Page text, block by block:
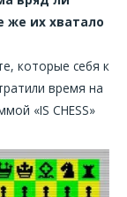
их хватало
которые себя к
время на
«IS CHESS»